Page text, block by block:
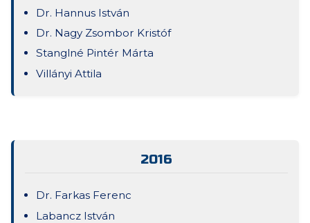
Dr. Hannus István
Dr. Nagy Zsombor Kristóf
Stanglné Pintér Márta
Villányi Attila
2016
Dr. Farkas Ferenc
Labancz István